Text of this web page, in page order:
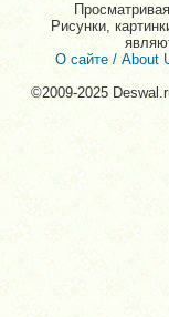
Рисунки,
О сайте / About
©2009-2025